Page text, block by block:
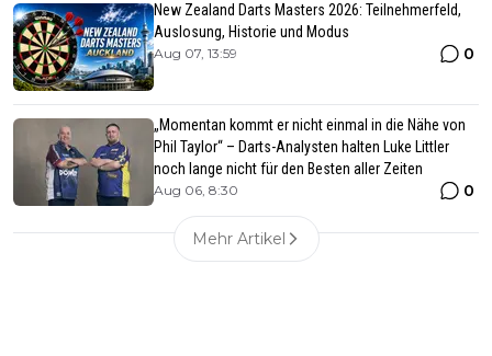
New Zealand Darts Masters 2026: Teilnehmerfeld,
Auslosung, Historie und Modus
Aug 07, 13:59 0
„Momentan kommt er nicht einmal in die Nähe von
Phil Taylor“ – Darts-Analysten halten Luke Littler
noch lange nicht für den Besten aller Zeiten
Aug 06, 8:30 0
Mehr Artikel